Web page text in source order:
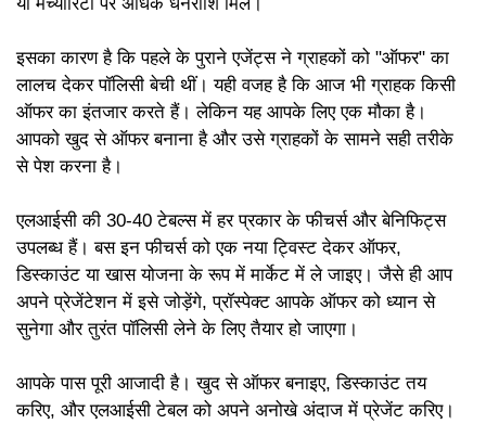
इसका कारण है कि पहले के पुराने एजेंट्स ने ग्राहकों को "ऑफर" का
लालच देकर पॉलिसी बेची थीं। यही वजह है कि आज भी ग्राहक किसी
ऑफर का इंतजार करते हैं। लेकिन यह आपके लिए एक मौका है।
आपको खुद से ऑफर बनाना है और उसे ग्राहकों के सामने सही तरीके
से पेश करना है।
एलआईसी की 30-40 टेबल्स में हर प्रकार के फीचर्स और बेनिफिट्स
उपलब्ध हैं। बस इन फीचर्स को एक नया ट्विस्ट देकर ऑफर,
डिस्काउंट या खास योजना के रूप में मार्केट में ले जाइए। जैसे ही आप
अपने प्रेजेंटेशन में इसे जोड़ेंगे, प्रॉस्पेक्ट आपके ऑफर को ध्यान से
सुनेगा और तुरंत पॉलिसी लेने के लिए तैयार हो जाएगा।
आपके पास पूरी आजादी है। खुद से ऑफर बनाइए, डिस्काउंट तय
करिए, और एलआईसी टेबल को अपने अनोखे अंदाज में प्रेजेंट करिए।